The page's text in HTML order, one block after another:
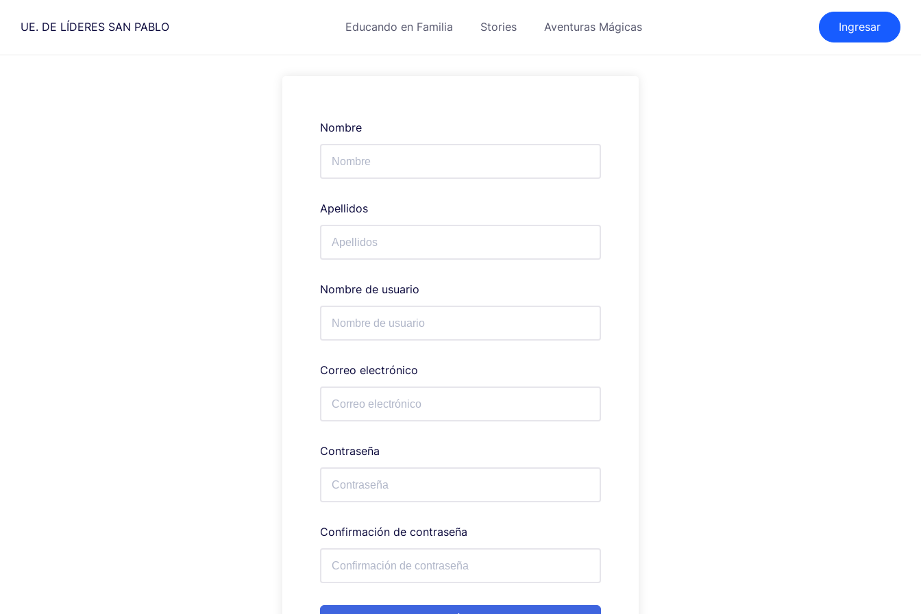
UE. DE LÍDERES SAN PABLO Educando en Familia Stories Aventuras Mágicas Ingresar
Nombre
Apellidos
Nombre de usuario
Correo electrónico
Contraseña
Confirmación de contraseña